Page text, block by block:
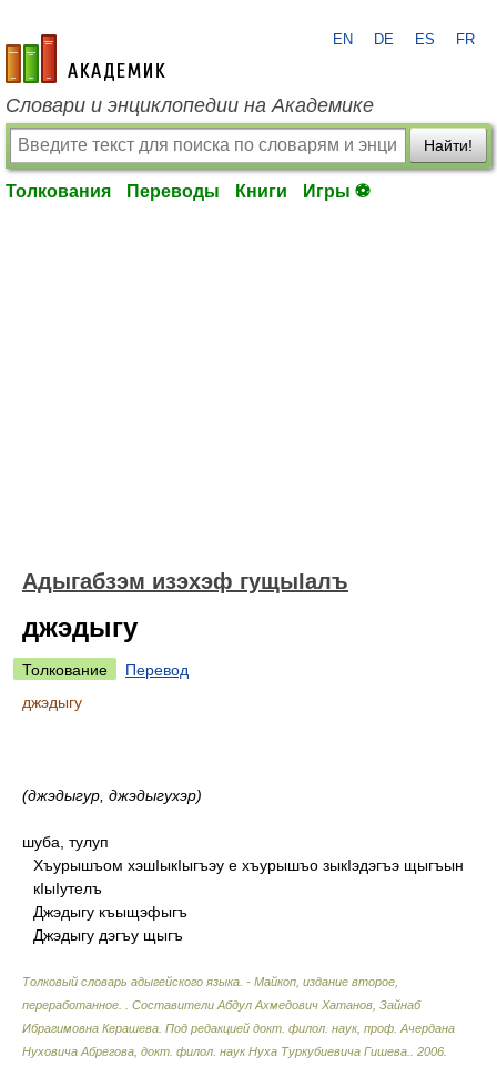
academic.ru
EN DE ES FR
Словари и энциклопедии на Академике
Найти!
Толкования Переводы Книги Игры ⚽
Адыгабзэм изэхэф гущыIалъ
джэдыгу
Толкование
Перевод
джэдыгу
(джэдыгур, джэдыгухэр)
шуба, тулуп
Хъурышъом хэшIыкIыгъэу е хъурышъо зыкIэдэгъэ щыгъын
кIыIутелъ
Джэдыгу къыщэфыгъ
Джэдыгу дэгъу щыгъ
Толковый словарь адыгейского языка. - Майкоп, издание второе,
переработанное.
Составители Абдул Ахмедович Хатанов, Зайнаб
Ибрагимовна Керашева. Под редакцией докт. филол. наук, проф. Ачердана
Нуховича Абрегова, докт. филол. наук Нуха Туркубиевича Гишева.
2006